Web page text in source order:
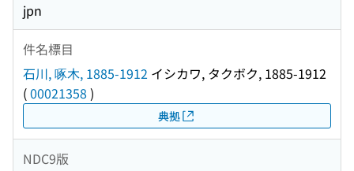
jpn
件名標目
石川, 啄木, 1885-1912 イシカワ, タクボク, 1885-1912
(00021358 )
典拠
NDC9版